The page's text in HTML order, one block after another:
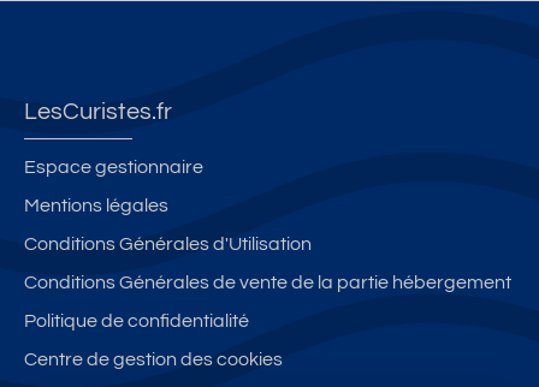
LesCuristes.fr
Espace gestionnaire
Mentions légales
Conditions Générales d'Utilisation
Conditions Générales de vente de la partie hébergement
Politique de confidentialité
Centre de gestion des cookies